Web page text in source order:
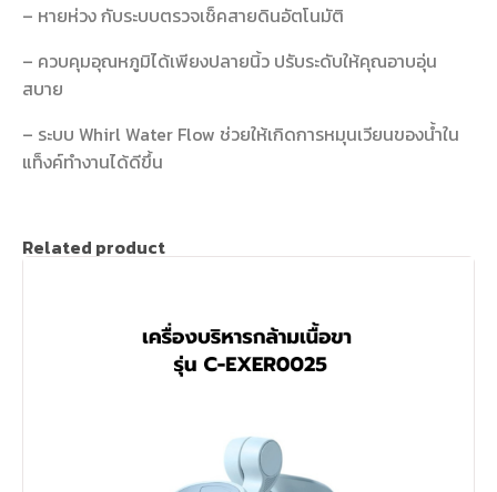
– หายห่วง กับระบบตรวจเช็คสายดินอัตโนมัติ
– ควบคุมอุณหภูมิได้เพียงปลายนิ้ว ปรับระดับให้คุณอาบอุ่น
สบาย
– ระบบ Whirl Water Flow ช่วยให้เกิดการหมุนเวียนของน้ำใน
แท็งค์ทำงานได้ดีขึ้น
Related product